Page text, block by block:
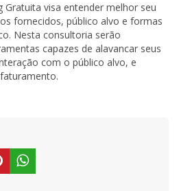
Gratuita visa entender melhor seu
fornecidos, público alvo e formas
Nesta consultoria serão
capazes de alavancar seus
com o público alvo, e